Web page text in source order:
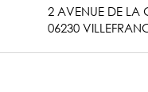
2 AVENUE DE LA
06230